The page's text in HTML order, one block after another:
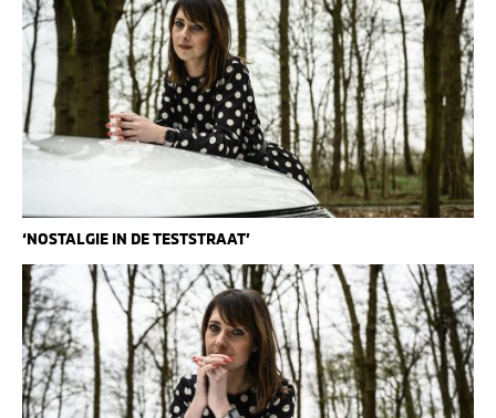
‘NOSTALGIE IN DE TESTSTRAAT’